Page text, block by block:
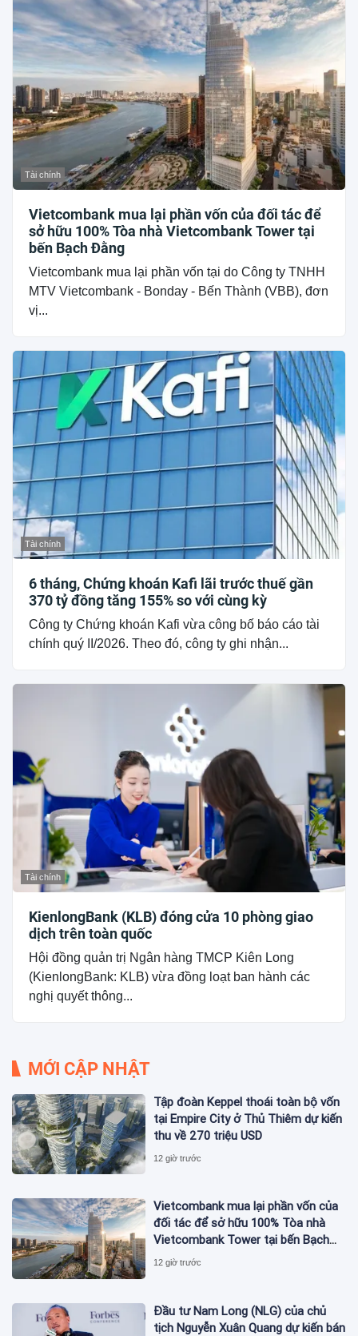
Tài chính
Vietcombank mua lại phần vốn của đối tác để
sở hữu 100% Tòa nhà Vietcombank Tower tại
bến Bạch Đằng
Vietcombank mua lại phần vốn tại do Công ty TNHH
MTV Vietcombank - Bonday - Bến Thành (VBB), đơn
vị...
Tài chính
6 tháng, Chứng khoán Kafi lãi trước thuế gần
370 tỷ đồng tăng 155% so với cùng kỳ
Công ty Chứng khoán Kafi vừa công bố báo cáo tài
chính quý II/2026. Theo đó, công ty ghi nhận...
Tài chính
KienlongBank (KLB) đóng cửa 10 phòng giao
dịch trên toàn quốc
Hội đồng quản trị Ngân hàng TMCP Kiên Long
(KienlongBank: KLB) vừa đồng loạt ban hành các
nghị quyết thông...
MỚI CẬP NHẬT
Tập đoàn Keppel thoái toàn bộ vốn
tại Empire City ở Thủ Thiêm dự kiến
thu về 270 triệu USD
12 giờ trước
Vietcombank mua lại phần vốn của
đối tác để sở hữu 100% Tòa nhà
Vietcombank Tower tại bến Bạch
Đằng
12 giờ trước
Đầu tư Nam Long (NLG) của chủ
tịch Nguyễn Xuân Quang dự kiến bán